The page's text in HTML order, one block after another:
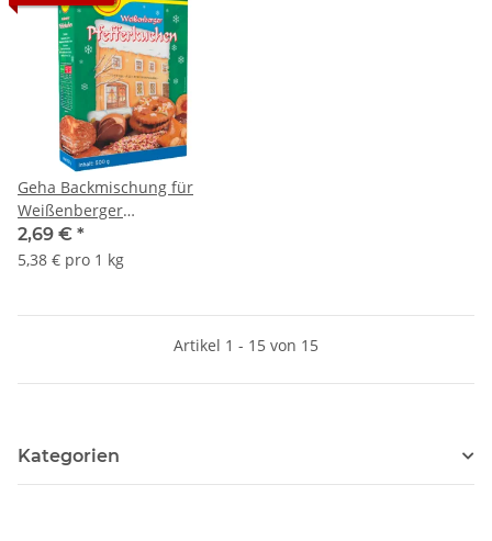
Geha Backmischung für
Weißenberger
Pfefferkuchen 500g
2,69 € *
5,38 € pro 1 kg
Artikel 1 - 15 von 15
Kategorien